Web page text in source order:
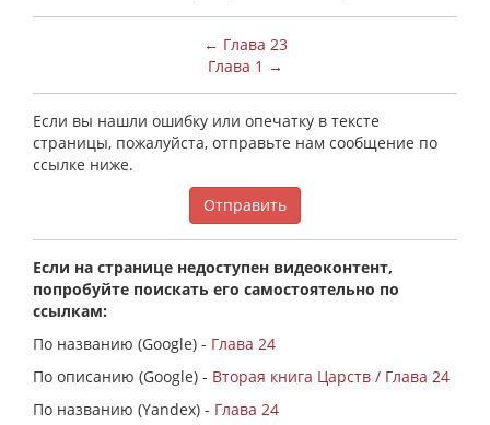
← Глава 23
Глава 1 →
Если вы нашли ошибку или опечатку в тексте
страницы, пожалуйста, отправьте нам сообщение по
ссылке ниже.
Отправить
Если на странице недоступен видеоконтент,
попробуйте поискать его самостоятельно по
ссылкам:
По названию (Google) - Глава 24
По описанию (Google) - Вторая книга Царств / Глава 24
По названию (Yandex) - Глава 24